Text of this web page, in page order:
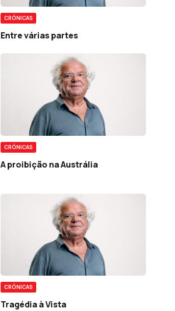
CRÓNICAS
Entre várias partes
CRÓNICAS
A proibição na Austrália
CRÓNICAS
Tragédia à Vista